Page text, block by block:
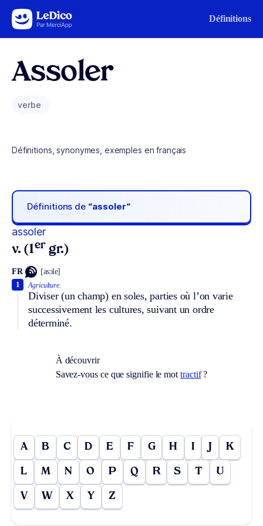
Aller au contenu Définitions
Assoler
verbe
Définitions, synonymes, exemples en français
Définitions de “assoler“
assoler
v. (1er gr.)
FR [asɔle]
Agriculture.
Diviser (un champ) en soles, parties où l’on varie
successivement les cultures, suivant un ordre
déterminé.
1
À découvrir
Savez-vous ce que signifie le mot tractif?
A B C D E F G H I J K
L M N O P Q R S T U
V W X Y Z